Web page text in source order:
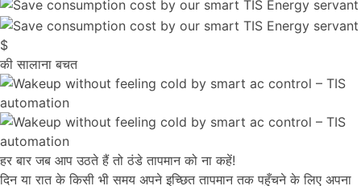
$
की सालाना बचत
हर बार जब आप उठते हैं तो ठंडे तापमान को ना कहें!
दिन या रात के किसी भी समय अपने इच्छित तापमान तक पहुँचने के लिए अपना